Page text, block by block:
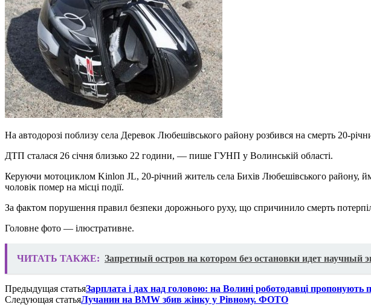
На автодорозі поблизу села Деревок Любешівського району розбився на смерть 20-
ДТП сталася 26 січня близько 22 години, — пише ГУНП у Волинській області.
Керуючи мотоциклом Kinlon JL, 20-річний житель села Бихів Любешівського району,
чоловік помер на місці події.
За фактом порушення правил безпеки дорожнього руху, що спричинило смерть
Головне фото — ілюстративне.
ЧИТАТЬ ТАКЖЕ: Запретный остров на котором без остановки идет научный
Предыдущая статьяЗарплата і дах над головою: на Волині роботодавці
Следующая статьяЛучанин на BMW збив жінку у Рівному. ФОТО